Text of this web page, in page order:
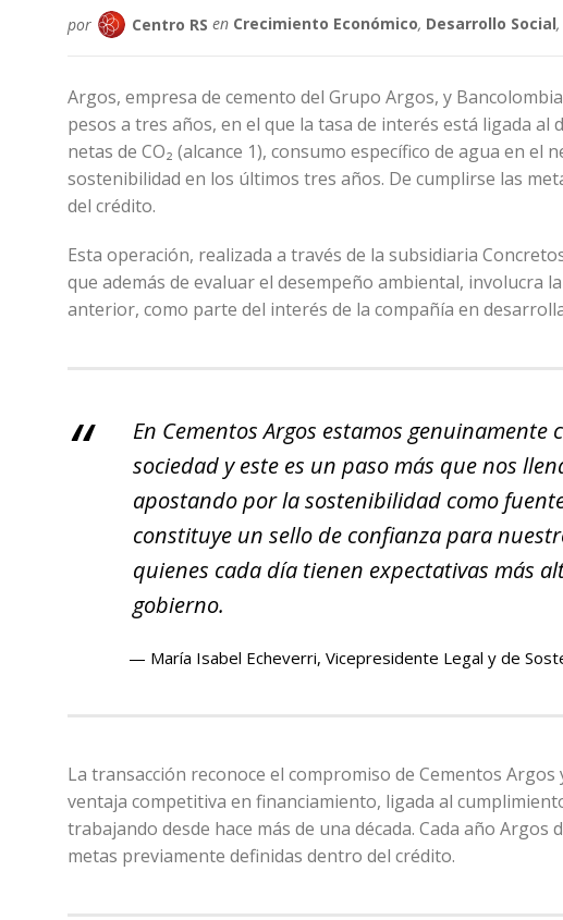
por Centro RS en Crecimiento Económico, Desarrollo Social,
Argos, empresa de cemento del Grupo Argos, y
pesos a tres años, en el que la tasa de interés está ligada al
netas de CO₂ (alcance 1), consumo específico de agua en
sostenibilidad en los últimos tres años. De cumplirse las
del crédito.
Esta operación, realizada a través de la subsidiaria
que además de evaluar el desempeño ambiental, involucra
anterior, como parte del interés de la compañía en
En Cementos Argos estamos
sociedad y este es un paso más que nos
apostando por la sostenibilidad como
constituye un sello de confianza para
quienes cada día tienen expectativas más
gobierno.
María Isabel Echeverri, Vicepresidente Legal y de
La transacción reconoce el compromiso de Cementos
ventaja competitiva en financiamiento, ligada al
trabajando desde hace más de una década. Cada año
metas previamente definidas dentro del crédito.